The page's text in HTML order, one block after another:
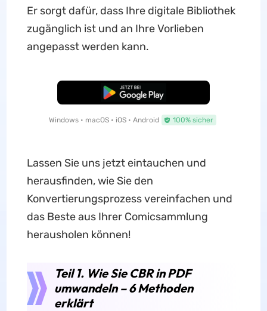
Er sorgt dafür, dass Ihre digitale Bibliothek
zugänglich ist und an Ihre Vorlieben
angepasst werden kann.
Kostenloser Download
Windows • macOS • iOS • Android 100% sicher
Lassen Sie uns jetzt eintauchen und
herausfinden, wie Sie den
Konvertierungsprozess vereinfachen und
das Beste aus Ihrer Comicsammlung
herausholen können!
Teil 1. Wie Sie CBR in PDF
umwandeln – 6 Methoden
erklärt